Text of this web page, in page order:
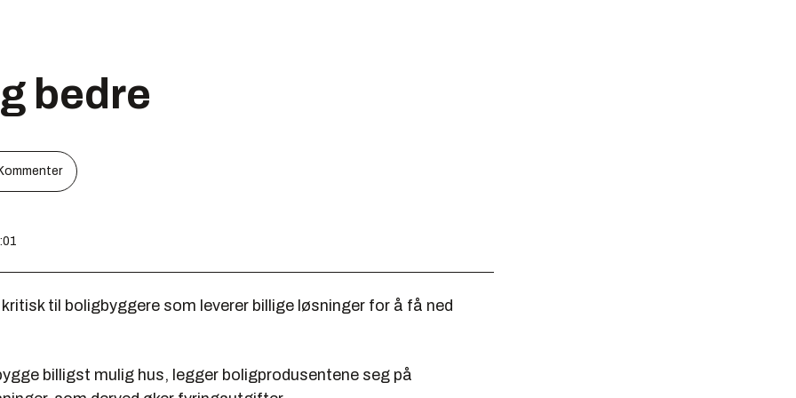
bedre
til boligbyggere som leverer billige løsninger for å få ned
billigst mulig hus, legger boligprodusentene seg på